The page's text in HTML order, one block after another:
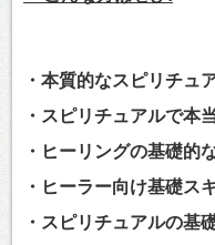
・本質的なスピリチュ
・スピリチュアルで本
・ヒーリングの基礎的
・ヒーラー向け基礎ス
・スピリチュアルの基